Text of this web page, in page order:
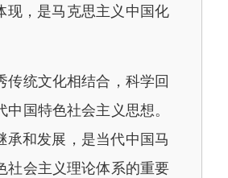
现，是马克思主义中国化
统文化相结合，科学回
国特色社会主义思想。
承和发展，是当代中国马
社会主义理论体系的重要